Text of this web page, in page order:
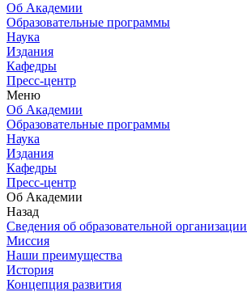
Об Академии
Образовательные программы
Наука
Издания
Кафедры
Пресс-центр
Меню
Об Академии
Образовательные программы
Наука
Издания
Кафедры
Пресс-центр
Об Академии
Назад
Сведения об образовательной организации
Миссия
Наши преимущества
История
Концепция развития